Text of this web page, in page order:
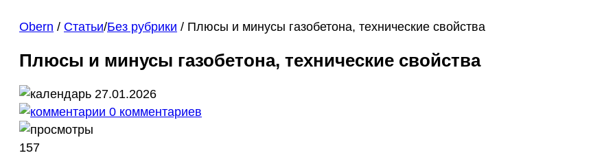
Obern / Статьи/Без рубрики / Плюсы и минусы газобетона, технические свойства
Плюсы и минусы газобетона, технические свойства
27.01.2026
0 комментариев
157